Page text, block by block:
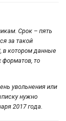
Срок – пять
за такой
в котором данные
форматов, то
увольнения или
нужно
2017 года.